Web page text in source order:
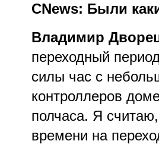
CNews: Были
Владимир
переходный
силы час с
контроллеров
полчаса. Я
времени на